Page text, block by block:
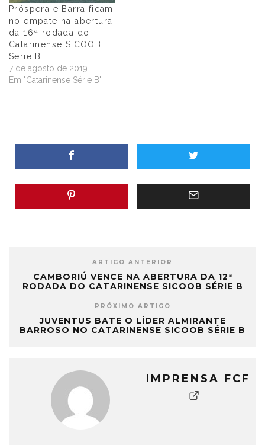
Próspera e Barra ficam
no empate na abertura
da 16ª rodada do
Catarinense SICOOB
Série B
7 de agosto de 2019
Em "Catarinense Série B"
ARTIGO ANTERIOR
CAMBORIÚ VENCE NA ABERTURA DA 12ª
RODADA DO CATARINENSE SICOOB SÉRIE B
PRÓXIMO ARTIGO
JUVENTUS BATE O LÍDER ALMIRANTE
BARROSO NO CATARINENSE SICOOB SÉRIE B
IMPRENSA FCF